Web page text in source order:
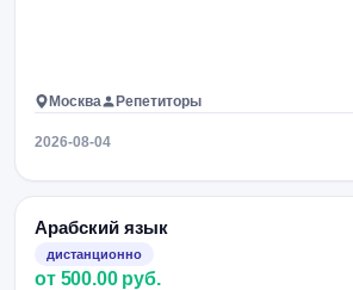
Москва Репетиторы
2026-08-04
Арабский язык
дистанционно
от 500.00 руб.